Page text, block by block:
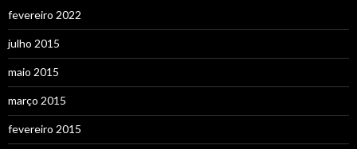
fevereiro 2022
julho 2015
maio 2015
março 2015
fevereiro 2015